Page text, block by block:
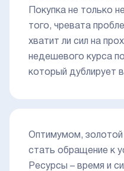
Покупка не только
того, чревата
хватит ли сил на
недешевого курса
который дублирует
Оптимумом,
стать обращение к
Ресурсы – время и